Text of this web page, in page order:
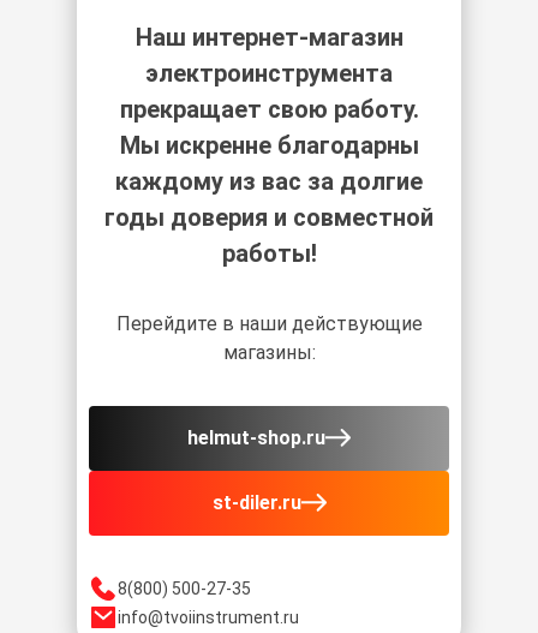
8(800) 500-27-35
info@tvoiinstrument.ru
Наш интернет-магазин
электроинструмента
прекращает свою работу.
Мы искренне благодарны
каждому из вас за долгие
годы доверия и совместной
работы!
Перейдите в наши действующие
магазины:
helmut-shop.ru
st-diler.ru